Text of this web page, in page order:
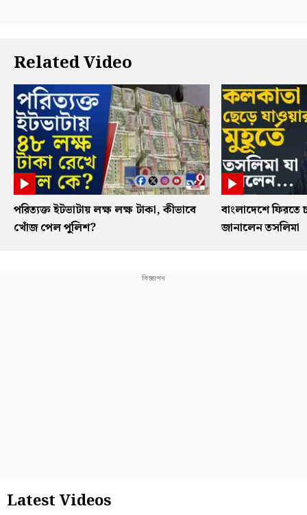
Related Video
পরিত্যক্ত ইটভাটায় লক্ষ লক্ষ টাকা, কীভাবে
খোঁজ পেল পুলিশ?
বাংলাদেশে ফিরতে
জানালেন তসলিমা
Latest Videos